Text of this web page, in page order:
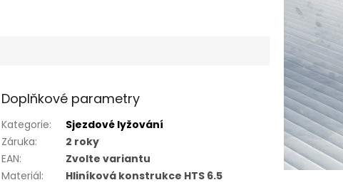
Doplňkové parametry
Kategorie:
Sjezdové lyžování
Záruka:
2 roky
EAN:
Zvolte variantu
Materiál:
Hliníková konstrukce HTS 6.5